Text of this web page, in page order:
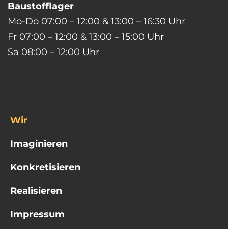
Baustofflager
Mo-Do 07:00 – 12:00 & 13:00 – 16:30 Uhr
Fr 07:00 – 12:00 & 13:00 – 15:00 Uhr
Sa 08:00 – 12:00 Uhr
Wir
Imaginieren
Konkretisieren
Realisieren
Impressum